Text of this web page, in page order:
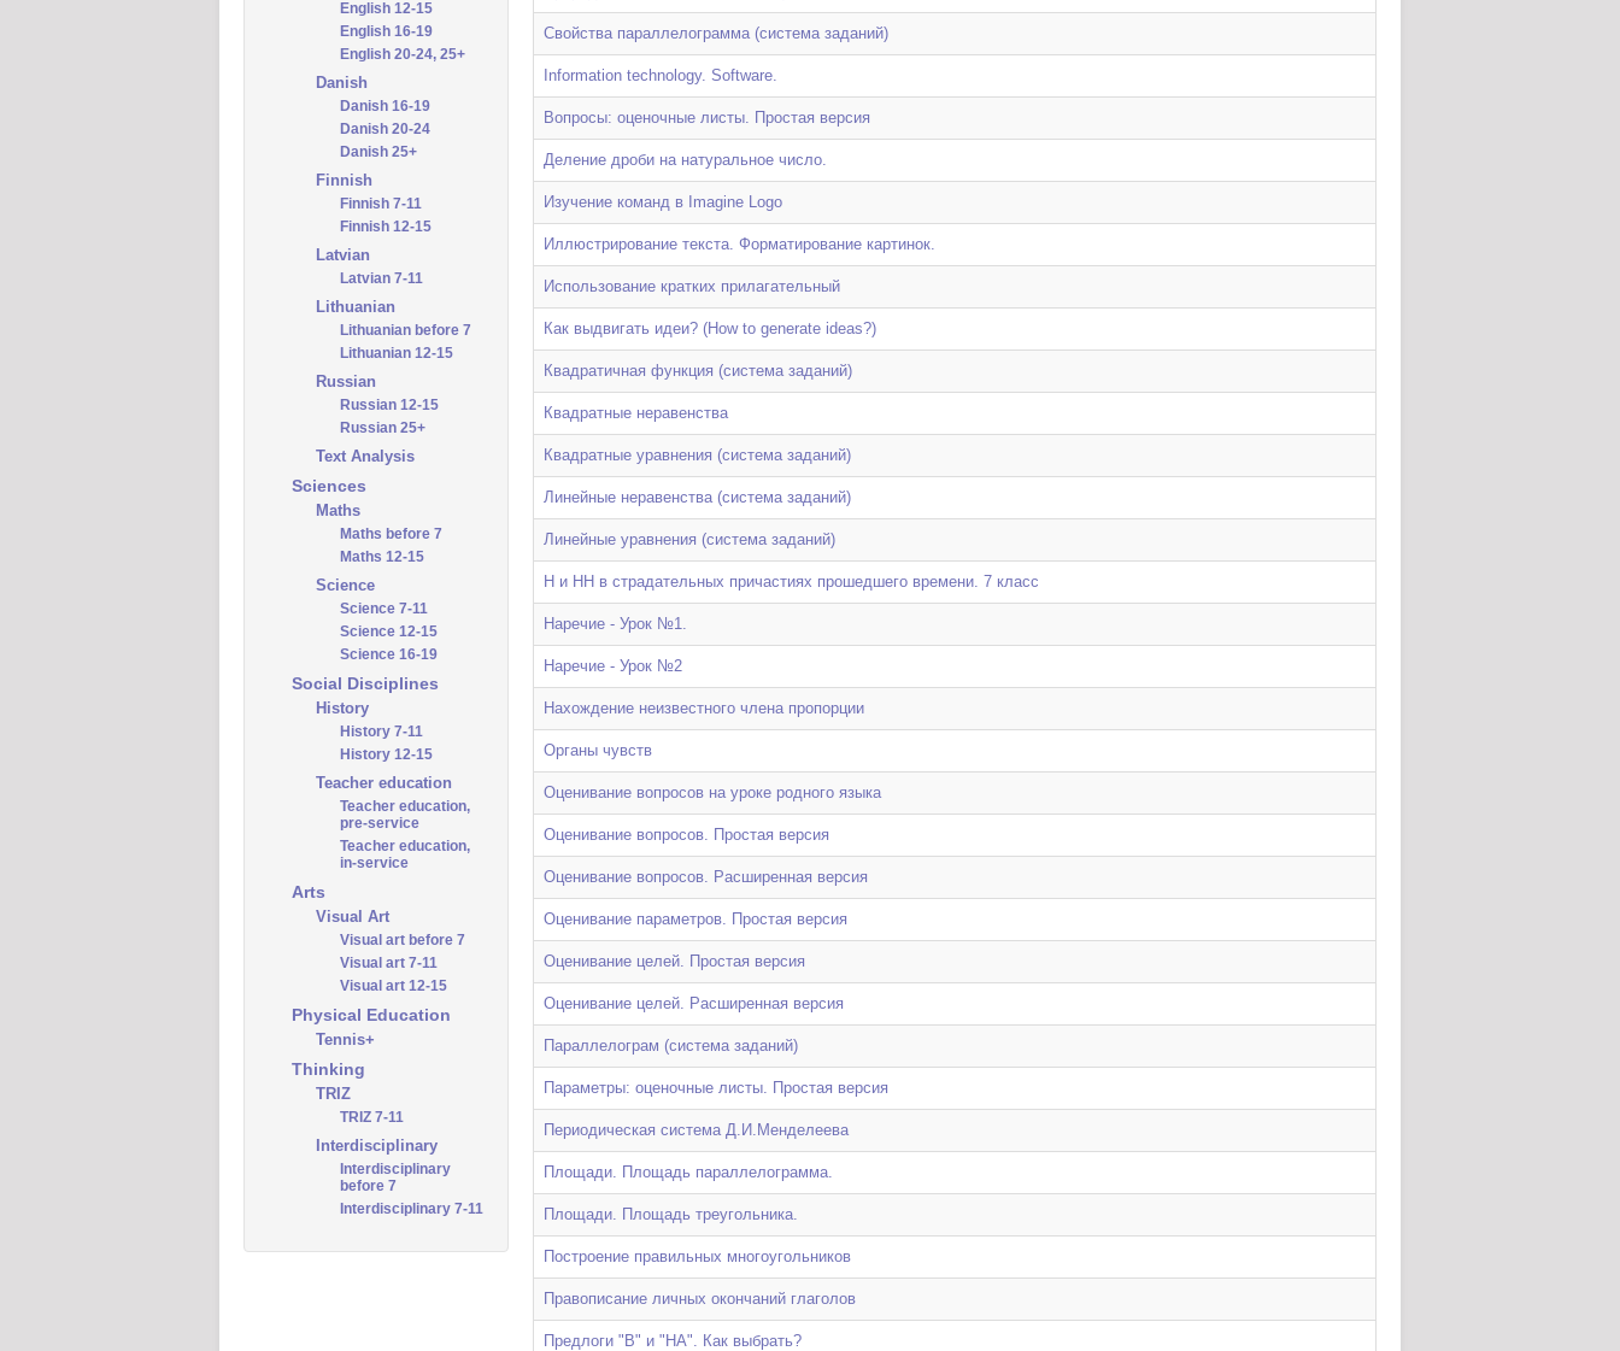
English 12-15
English 16-19
English 20-24, 25+
Danish
Danish 16-19
Danish 20-24
Danish 25+
Finnish
Finnish 7-11
Finnish 12-15
Latvian
Latvian 7-11
Lithuanian
Lithuanian before 7
Lithuanian 12-15
Russian
Russian 12-15
Russian 25+
Text Analysis
Sciences
Maths
Maths before 7
Maths 12-15
Science
Science 7-11
Science 12-15
Science 16-19
Social Disciplines
History
History 7-11
History 12-15
Teacher education
Teacher education,
pre-service
Teacher education,
in-service
Arts
Visual Art
Visual art before 7
Visual art 7-11
Visual art 12-15
Physical Education
Tennis+
Thinking
TRIZ
TRIZ 7-11
Interdisciplinary
Interdisciplinary
before 7
Interdisciplinary 7-11
Cвойства параллелограмма (система заданий)
Information technology. Software.
Вопросы: оценочные листы. Простая версия
Деление дроби на натуральное число.
Изучение команд в Imagine Logo
Иллюстрирование текста. Форматирование картинок.
Использование кратких прилагательный
Как выдвигать идеи? (How to generate ideas?)
Квадратичная функция (система заданий)
Квадратные неравенства
Квадратные уравнения (система заданий)
Линейные неравенства (система заданий)
Линейные уравнения (система заданий)
Н и НН в страдательных причастиях прошедшего времени. 7 класс
Наречие - Урок №1.
Наречие - Урок №2
Нахождение неизвестного члена пропорции
Органы чувств
Оценивание вопросов на уроке родного языка
Оценивание вопросов. Простая версия
Оценивание вопросов. Расширенная версия
Оценивание параметров. Простая версия
Оценивание целей. Простая версия
Оценивание целей. Расширенная версия
Параллелограм (система заданий)
Параметры: оценочные листы. Простая версия
Периодическая система Д.И.Менделеева
Площади. Площадь параллелограмма.
Площади. Площадь треугольника.
Построение правильных многоугольников
Правописание личных окончаний глаголов
Предлоги "В" и "НА". Как выбрать?